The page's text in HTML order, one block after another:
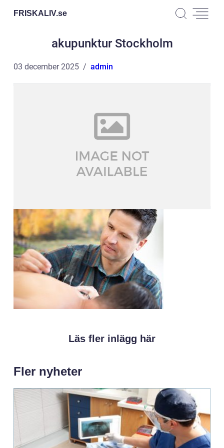
FRISKALIV.se
akupunktur Stockholm
03 december 2025 admin
Läs fler inlägg här
Fler nyheter